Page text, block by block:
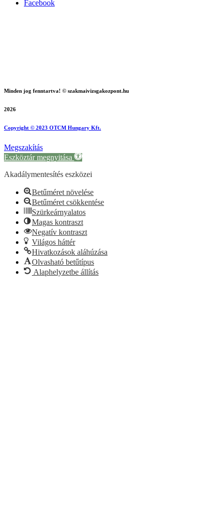
Facebook
Minden jog fenntartva! © szakmaivizsgakozpont.hu
2026
Copyright © 2023 OTCM Hungary Kft.
Megszakítás
Eszköztár megnyitása
Akadálymentesítés eszközei
Betűméret növelése
Betűméret csökkentése
Szürkeárnyalatos
Magas kontraszt
Negatív kontraszt
Világos háttér
Hivatkozások aláhúzása
Olvasható betűtípus
Alaphelyzetbe állítás